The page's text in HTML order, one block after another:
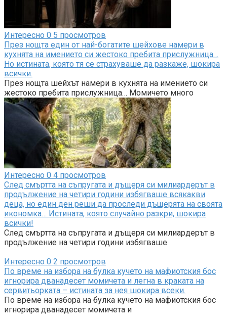
Интересно 0 5 просмотров
През нощта един от най-богатите шейхове намери в
кухнята на имението си жестоко пребита прислужница…
Но истината, която тя се страхуваше да разкаже, шокира
всички.
През нощта шейхът намери в кухнята на имението си
жестоко пребита прислужница… Момичето много
Интересно 0 4 просмотров
След смъртта на съпругата и дъщеря си милиардерът в
продължение на четири години избягваше всякакви
деца, но един ден реши да проследи дъщерята на своята
икономка… Истината, която случайно разкри, шокира
всички!
След смъртта на съпругата и дъщеря си милиардерът в
продължение на четири години избягваше
Интересно 0 2 просмотров
По време на избора на булка кучето на мафиотския бос
игнорира дванадесет момичета и легна в краката на
сервитьорката – истината за нея шокира всеки.
По време на избора на булка кучето на мафиотския бос
игнорира дванадесет момичета и